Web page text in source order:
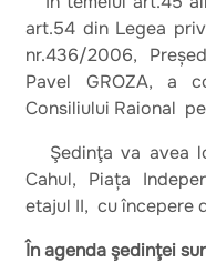
art.54 din Legea
nr.436/2006,
Pavel GROZA, a
Consiliului Raional
Şedinţa va avea
Cahul, Piața
etajul II, cu începere
În agenda şedinţei